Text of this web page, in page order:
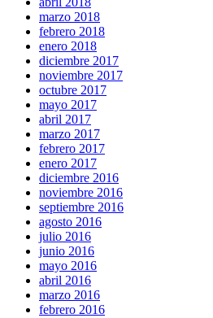
marzo 2018
febrero 2018
enero 2018
diciembre 2017
noviembre 2017
octubre 2017
mayo 2017
abril 2017
marzo 2017
febrero 2017
enero 2017
diciembre 2016
noviembre 2016
septiembre 2016
agosto 2016
julio 2016
junio 2016
mayo 2016
abril 2016
marzo 2016
febrero 2016